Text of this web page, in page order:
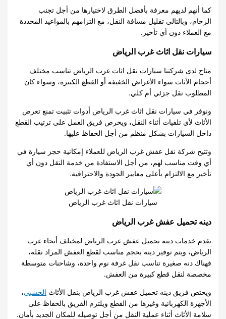
كما أنهم لديهم معرفة بأفضل الطرق لاختيارها من أجل تجنب
الزحام، وبالتالي تقليل مسافة النقل، مع التزامهم بالمواعيد المحددة
مع العملاء دون أي تأخير.
سيارات نقل اثاث غرب الرياض
متاح لدى شركتنا سيارات نقل اثاث غرب الرياض تناسب مختلف
أحجام الأثاث سواء الأغراض الخفيفة أو القطع الكبيرة، وسواء كان
المطلوب نقل جزئي أم كلي.
ونوفر في سيارات نقل اثاث غرب الرياض أدوات تثبيت تمنع تعرض
الأثاث لأي تلفيات أثناء النقل، ويحرص فريق العمل على ترتيب القطع
داخل السيارات بشكل منظم من أجل الحفاظ عليها.
وتتيح شركة نقل عفش غرب الرياض للعملاء إمكانية حجز سيارة في
أي وقت مناسب لهم، من أجل الاستفادة من خدمة النقل دون أي
تأخير مع الالتزام بأعلى معايير الجودة والاحترافية.
سيارات نقل اثاث غرب الرياض
دينه تحميل عفش غرب الرياض
تقدم خدمات دينه تحميل عفش غرب الرياض لمختلف أنحاء غرب
الرياض، ويتم توفير دينه بحجم مناسب لقطع العفش المراد نقله،
فهناك دنه صغيرة تناسب نقل غرفة نوم واحدة، وشاحنات متوسطة
مخصصة لنقل قطع كبيرة من العفش.
ويختص فريق دينه تحميل عفش غرب الرياض بنقل الأثاث الخشبي،
الأجهزة الكهربائية وغيرها من القطع ويلتزم الفريق بالحفاظ على
سلامة الأثاث أثناء عملية النقل من أجل توصيله للمكان الجديد بأمان.